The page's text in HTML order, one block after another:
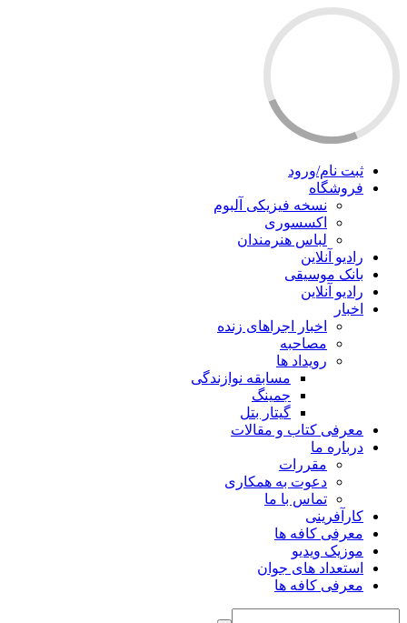
ثبت نام/ورود
فروشگاه
نسخه فیزیکی آلبوم
اکسسوری
لباس هنرمندان
رادیو آنلاین
بانک موسیقی
رادیو آنلاین
اخبار
اخبار اجراهای زنده
مصاحبه
رویداد ها
مسابقه نوازندگی
جمینگ
گیتار بتل
معرفی کتاب و مقالات
درباره ما
مقررات
دعوت به همکاری
تماس با ما
کارآفرینی
معرفی کافه ها
موزیک ویدیو
استعداد های جوان
معرفی کافه ها